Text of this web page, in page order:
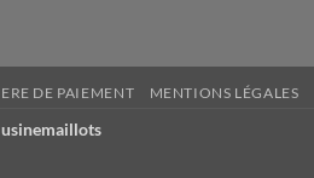
DE PAIEMENT MENTIONS LÉGALES
usinemaillots